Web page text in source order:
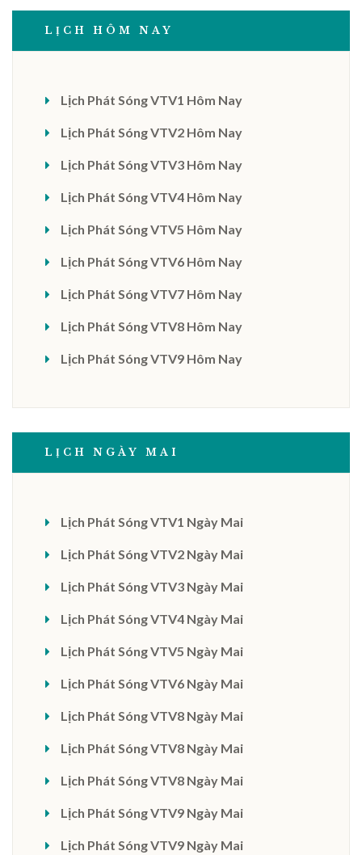
LỊCH HÔM NAY
Lịch Phát Sóng VTV1 Hôm Nay
Lịch Phát Sóng VTV2 Hôm Nay
Lịch Phát Sóng VTV3 Hôm Nay
Lịch Phát Sóng VTV4 Hôm Nay
Lịch Phát Sóng VTV5 Hôm Nay
Lịch Phát Sóng VTV6 Hôm Nay
Lịch Phát Sóng VTV7 Hôm Nay
Lịch Phát Sóng VTV8 Hôm Nay
Lịch Phát Sóng VTV9 Hôm Nay
LỊCH NGÀY MAI
Lịch Phát Sóng VTV1 Ngày Mai
Lịch Phát Sóng VTV2 Ngày Mai
Lịch Phát Sóng VTV3 Ngày Mai
Lịch Phát Sóng VTV4 Ngày Mai
Lịch Phát Sóng VTV5 Ngày Mai
Lịch Phát Sóng VTV6 Ngày Mai
Lịch Phát Sóng VTV8 Ngày Mai
Lịch Phát Sóng VTV8 Ngày Mai
Lịch Phát Sóng VTV8 Ngày Mai
Lịch Phát Sóng VTV9 Ngày Mai
Lịch Phát Sóng VTV9 Ngày Mai